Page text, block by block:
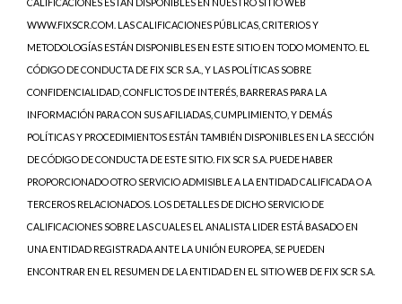
WWW.FIXSCR.COM. LAS CALIFICACIONES PÚBLICAS, CRITERIOS Y
METODOLOGÍAS ESTÁN DISPONIBLES EN ESTE SITIO EN TODO MOMENTO. EL
CÓDIGO DE CONDUCTA DE FIX SCR S.A., Y LAS POLÍTICAS SOBRE
CONFIDENCIALIDAD, CONFLICTOS DE INTERÉS, BARRERAS PARA LA
INFORMACIÓN PARA CON SUS AFILIADAS, CUMPLIMIENTO, Y DEMÁS
POLÍTICAS Y PROCEDIMIENTOS ESTÁN TAMBIÉN DISPONIBLES EN LA SECCIÓN
DE CÓDIGO DE CONDUCTA DE ESTE SITIO. FIX SCR S.A. PUEDE HABER
PROPORCIONADO OTRO SERVICIO ADMISIBLE A LA ENTIDAD CALIFICADA O A
TERCEROS RELACIONADOS. LOS DETALLES DE DICHO SERVICIO DE
CALIFICACIONES SOBRE LAS CUALES EL ANALISTA LIDER ESTÁ BASADO EN
UNA ENTIDAD REGISTRADA ANTE LA UNIÓN EUROPEA, SE PUEDEN
ENCONTRAR EN EL RESUMEN DE LA ENTIDAD EN EL SITIO WEB DE FIX SCR S.A.